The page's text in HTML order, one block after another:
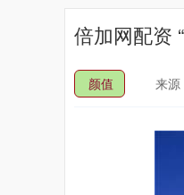
倍加网配资
颜值 来源